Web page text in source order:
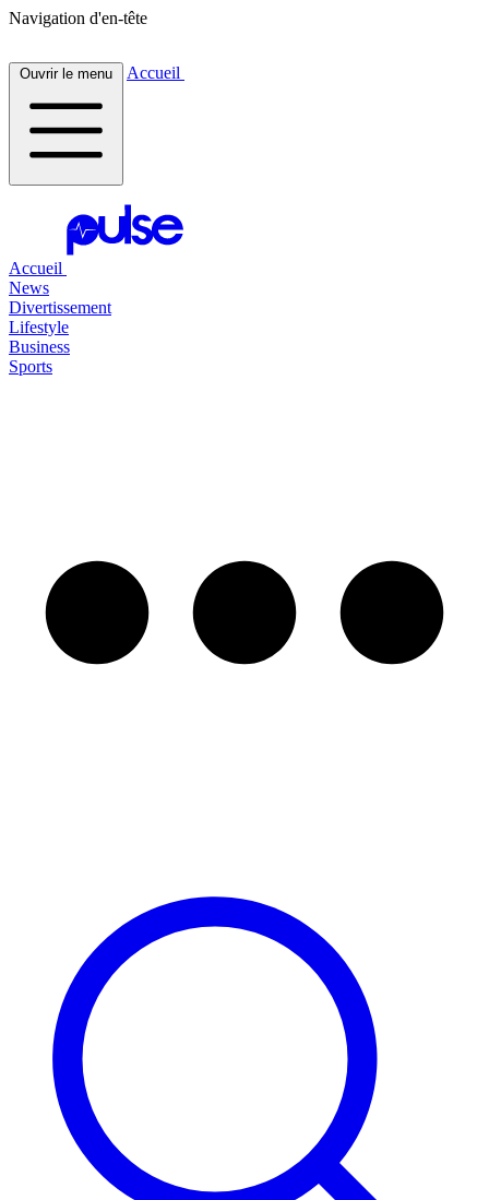
Navigation d'en-tête
Ouvrir le menu Accueil
Accueil
News
Divertissement
Lifestyle
Business
Sports